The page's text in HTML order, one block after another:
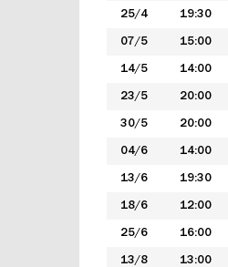
25/4 19:30
07/5 15:00
14/5 14:00
23/5 20:00
30/5 20:00
04/6 14:00
13/6 19:30
18/6 12:00
25/6 16:00
13/8 13:00